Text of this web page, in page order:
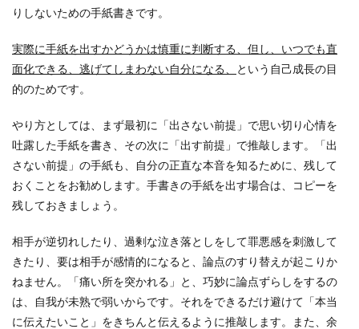
りしないための手紙書きです。
実際に手紙を出すかどうかは慎重に判断する、但し、いつでも直
面化できる、逃げてしまわない自分になる、
という自己成長の目
的のためです。
やり方としては、まず最初に「出さない前提」で思い切り心情を
吐露した手紙を書き、その次に「出す前提」で推敲します。「出
さない前提」の手紙も、自分の正直な本音を知るために、残して
おくことをお勧めします。手書きの手紙を出す場合は、コピーを
残しておきましょう。
相手が逆切れしたり、過剰な泣き落としをして罪悪感を刺激して
きたり、要は相手が感情的になると、論点のすり替えが起こりか
ねません。「痛い所を突かれる」と、巧妙に論点ずらしをするの
は、自我が未熟で弱いからです。それをできるだけ避けて「本当
に伝えたいこと」をきちんと伝えるように推敲します。また、余